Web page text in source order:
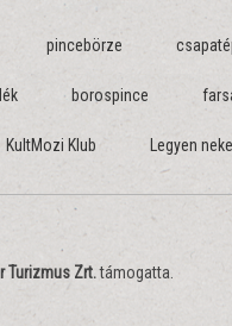
pincebörze
borospince
KultMozi Klub Legyen
Turizmus Zrt.támogatta.